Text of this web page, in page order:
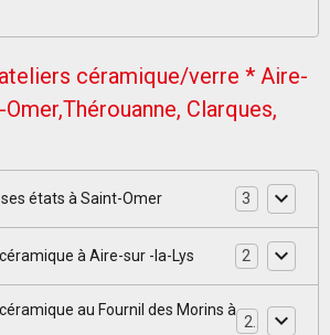
céramique/verre * Aire-
Clarques,
états à Saint-Omer 3
à Aire-sur -la-Lys 2
au Fournil des Morins à